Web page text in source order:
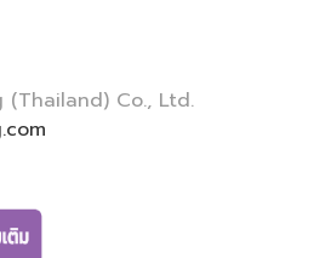
(Thailand) Co., Ltd.